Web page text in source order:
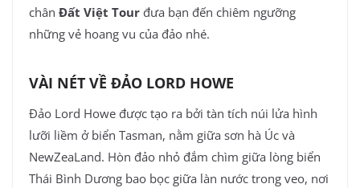
chân Đất Việt Tour đưa bạn đến chiêm ngưỡng
những vẻ hoang vu của đảo nhé.
VÀI NÉT VỀ ĐẢO LORD HOWE
Đảo Lord Howe được tạo ra bởi tàn tích núi lửa hình
lưỡi liềm ở biển Tasman, nằm giữa sơn hà Úc và
NewZeaLand. Hòn đảo nhỏ đắm chìm giữa lòng biển
Thái Bình Dương bao bọc giữa làn nước trong veo, nơi